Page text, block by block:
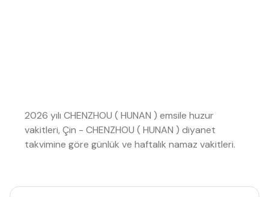
2026 yılı CHENZHOU ( HUNAN ) emsile huzur
vakitleri, Çin - CHENZHOU ( HUNAN ) diyanet
takvimine göre günlük ve haftalık namaz vakitleri.